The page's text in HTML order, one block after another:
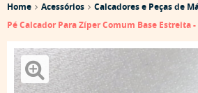
Home Acessórios
Calcadores e Peças de
Pé Calcador Para Zíper Comum Base Estreita